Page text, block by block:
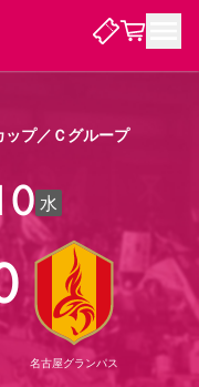
アクセス レディース
手
購入方法
サービス
団体チケット
ビス
ップ／Ｃグループ
水
名古屋グランパス